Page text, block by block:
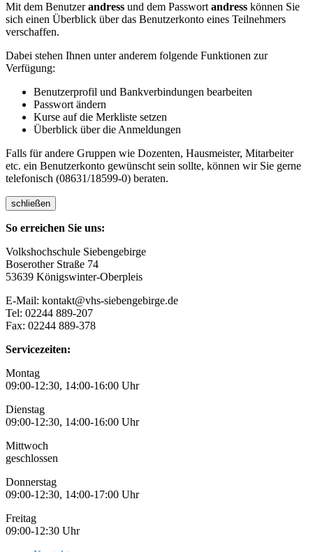
Mit dem Benutzerandress und dem Passwortandress können Sie
sich einen Überblick über das Benutzerkonto eines Teilnehmers
verschaffen.
Dabei stehen Ihnen unter anderem folgende Funktionen zur
Verfügung:
Benutzerprofil und Bankverbindungen bearbeiten
Passwort ändern
Kurse auf die Merkliste setzen
Überblick über die Anmeldungen
Falls für andere Gruppen wie Dozenten, Hausmeister, Mitarbeiter
etc. ein Benutzerkonto gewünscht sein sollte, können wir Sie gerne
telefonisch (08631/18599-0) beraten.
schließen
So erreichen Sie uns:
Volkshochschule Siebengebirge
Boserother Straße 74
53639 Königswinter-Oberpleis
E-Mail: kontakt@vhs-siebengebirge.de
Tel: 02244 889-207
Fax: 02244 889-378
Servicezeiten:
Montag
09:00-12:30, 14:00-16:00 Uhr
Dienstag
09:00-12:30, 14:00-16:00 Uhr
Mittwoch
geschlossen
Donnerstag
09:00-12:30, 14:00-17:00 Uhr
Freitag
09:00-12:30 Uhr